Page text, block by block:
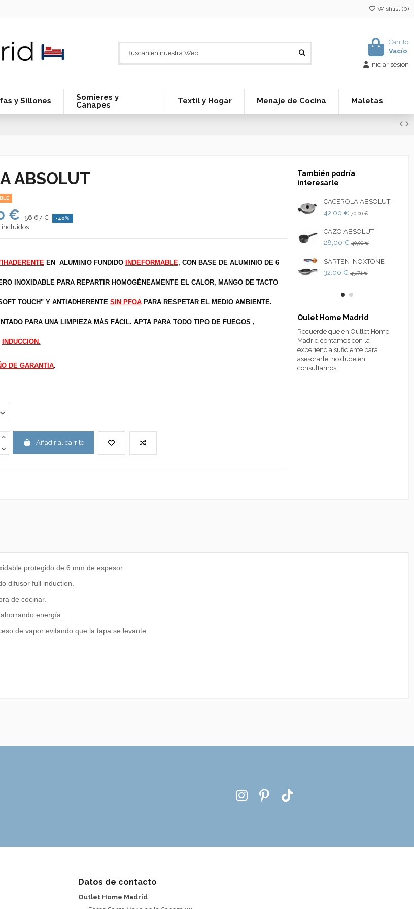
Wishlist (0)
Carrito
Vacío
Iniciar sesión
y Sillones
Somieres y
Canapes
Textil y Hogar Menaje de Cocina Maletas
ABSOLUT
€ 56,67 € -40%
incluidos
EN ALUMINIO FUNDIDO INDEFORMABLE, CON BASE DE ALUMINIO DE 6
INOXIDABLE PARA REPARTIR HOMOGÉNEAMENTE EL CALOR, MANGO DE TACTO
TOUCH" Y ANTIADHERENTE SIN PFOAPARA RESPETAR EL MEDIO AMBIENTE.
PARA UNA LIMPIEZA MÁS FÁCIL. APTA PARA TODO TIPO DE FUEGOS ,
INDUCCION.
DE GARANTIA.
Añadir al carrito
También podría
interesarle
CACEROLA ABSOLUT
42,00 € 70,00 €
CAZO ABSOLUT
28,00 € 40,00 €
SARTEN INOXTONE
32,00 € 45,71 €
Oulet Home Madrid
Recuerde que en Outlet Home
Madrid contamos con la
experiencia suficiente para
asesorarle, no dude en
consultarnos.
protegido de 6 mm de espesor.
difusor full induction.
de cocinar.
energía.
de vapor evitando que la tapa se levante.
Datos de contacto
Outlet Home Madrid